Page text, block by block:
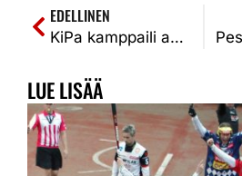
EDELLINEN
KiPa kamppaili avausjakson, mutta lopulta Vedolle selvä voitto. ViVe-KiPa 2-0 (3-1, 13-0).
LUE LISÄÄ